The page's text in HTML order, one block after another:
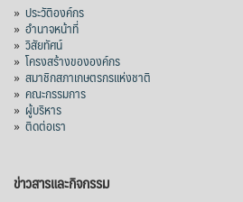
» ประวัติองค์กร
» อำนาจหน้าที่
» วิสัยทัศน์
» โครงสร้างขององค์กร
» สมาชิกสภาเกษตรกรแห่งชาติ
» คณะกรรมการ
» ผู้บริหาร
» ติดต่อเรา
ข่าวสารและกิจกรรม